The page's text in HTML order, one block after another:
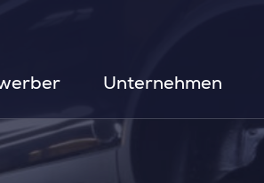
Unternehmen